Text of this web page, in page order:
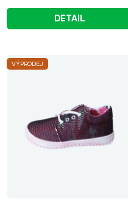
DETAIL
VÝPRODEJ